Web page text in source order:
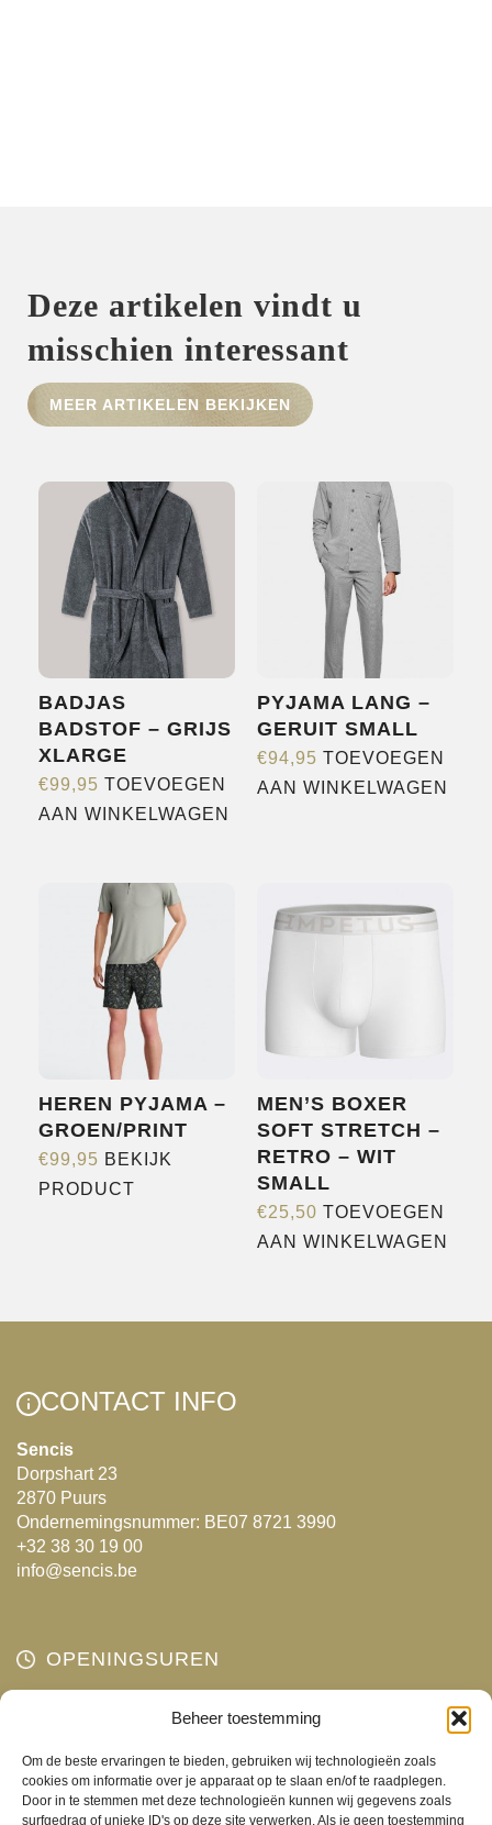
Beheer toestemming
Om de beste ervaringen te bieden, gebruiken wij technologieën zoals
cookies om informatie over je apparaat op te slaan en/of te raadplegen.
Door in te stemmen met deze technologieën kunnen wij gegevens zoals
surfgedrag of unieke ID's op deze site verwerken. Als je geen toestemming
HOME
SHOP
CONTACT
Deze artikelen vindt u
misschien interessant
MEER ARTIKELEN BEKIJKEN
BADJAS
BADSTOF – GRIJS
XLARGE
€99,95 TOEVOEGEN
AAN WINKELWAGEN
PYJAMA LANG –
GERUIT SMALL
€94,95 TOEVOEGEN
AAN WINKELWAGEN
HEREN PYJAMA –
GROEN/PRINT
€99,95 BEKIJK
PRODUCT
kan
de
productpagina
MEN’S BOXER
SOFT STRETCH –
RETRO – WIT
SMALL
€25,50 TOEVOEGEN
AAN WINKELWAGEN
CONTACT INFO
Sencis
Dorpshart 23
2870 Puurs
Ondernemingsnummer: BE07 8721 3990
+32 38 30 19 00
info@sencis.be
OPENINGSUREN
Gesloten
Woensdag
10:00 - 18:00
Donderdag
10:00 - 18:00